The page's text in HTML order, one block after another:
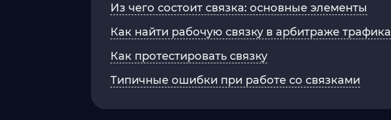
Из чего состоит связка: основные элементы
Как найти рабочую связку в арбитраже трафика
Как протестировать связку
Типичные ошибки при работе со связками